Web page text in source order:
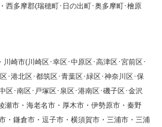
西多摩郡(瑞穂町･日の出町･奥多摩町･檜原
崎市(川崎区･幸区･中原区･高津区･宮前区･
･港北区･都筑区･青葉区･緑区･神奈川区･保
区･南区･戸塚区･泉区･港南区･磯子区･金沢
瀬市・海老名市・厚木市・伊勢原市・秦野
・鎌倉市・逗子市・横須賀市・三浦市・三浦